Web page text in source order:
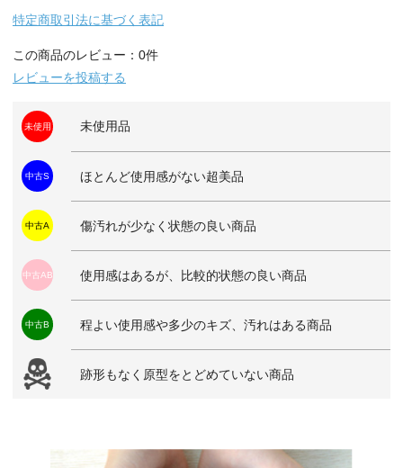
特定商取引法に基づく表記
この商品のレビュー：0件
レビューを投稿する
未使用 未使用品
中古S ほとんど使用感がない超美品
中古A 傷汚れが少なく状態の良い商品
中古AB 使用感はあるが、比較的状態の良い商品
中古B 程よい使用感や多少のキズ、汚れはある商品
跡形もなく原型をとどめていない商品